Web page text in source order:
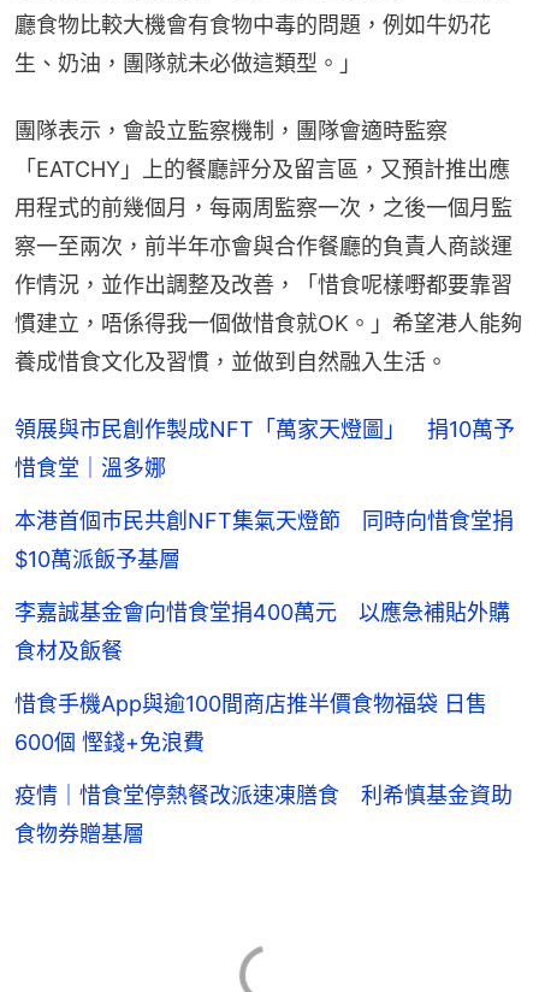
廳食物比較大機會有食物中毒的問題，例如牛奶花
生、奶油，團隊就未必做這類型。」
團隊表示，會設立監察機制，團隊會適時監察
「EATCHY」上的餐廳評分及留言區，又預計推出應
用程式的前幾個月，每兩周監察一次，之後一個月監
察一至兩次，前半年亦會與合作餐廳的負責人商談運
作情況，並作出調整及改善，「惜食呢樣嘢都要靠習
慣建立，唔係得我一個做惜食就OK。」希望港人能夠
養成惜食文化及習慣，並做到自然融入生活。
領展與市民創作製成NFT「萬家天燈圖」 捐10萬予
惜食堂｜溫多娜
本港首個巿民共創NFT集氣天燈節 同時向惜食堂捐
$10萬派飯予基層
李嘉誠基金會向惜食堂捐400萬元 以應急補貼外購
食材及飯餐
惜食手機App與逾100間商店推半價食物福袋 日售
600個 慳錢+免浪費
疫情｜惜食堂停熱餐改派速凍膳食 利希慎基金資助
食物券贈基層